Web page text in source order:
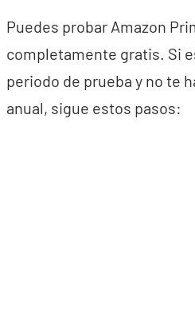
Puedes probar Amazon
completamente gratis. Si
periodo de prueba y no te
anual, sigue estos pasos: